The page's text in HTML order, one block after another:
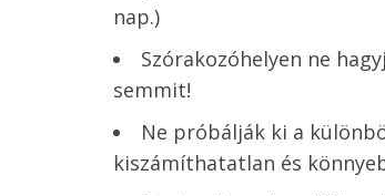
nap.)
Szórakozóhelyen ne
semmit!
Ne próbálják ki a
kiszámíthatatlan és